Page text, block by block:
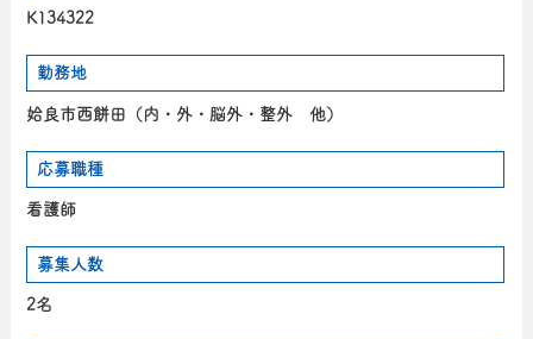
K134322
勤務地
姶良市西餅田（内・外・脳外・整外 他）
応募職種
看護師
募集人数
2名